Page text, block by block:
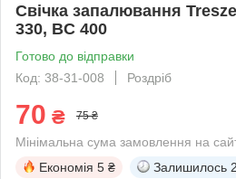
Свічка запалювання
330, BC 400
Готово до відправки
Код: 38-31-008
Роздріб
70 ₴ 75 ₴
Мінімальна сума замовлення на
Економія 5 ₴ Залишилось